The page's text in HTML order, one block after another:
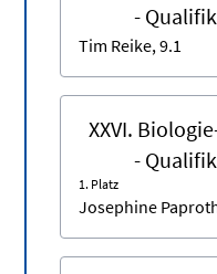
-
Tim Reike, 9.1
XXVI.
-
1. Platz
Josephine